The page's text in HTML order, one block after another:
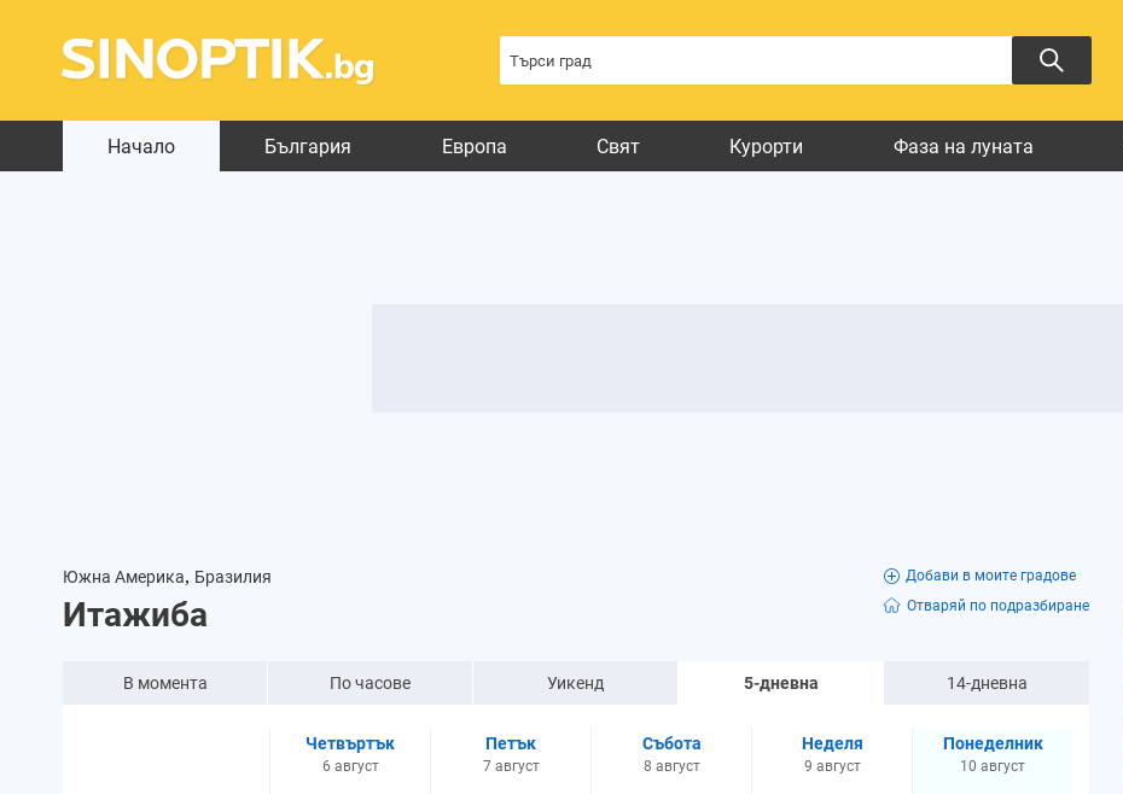
Начало България Европа Свят Курорти Фаза на луната
Южна Америка, Бразилия
Итажиба
Добави в моите градове
Отваряй по подразбиране
В момента По часове Уикенд 5-дневна 14-дневна
Четвъртък
6 август
Петък
7 август
Събота
8 август
Неделя
9 август
Понеделник
10 август